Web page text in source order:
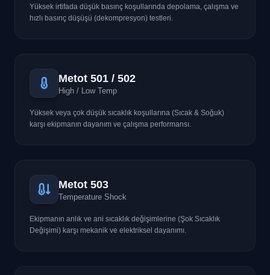
Yüksek irtifada düşük basınç koşullarında depolama, çalışma ve
hızlı basınç düşüşü (dekompresyon) testleri.
Metot 501 / 502
High / Low Temp
Yüksek veya çok düşük sıcaklık koşullarına (Sıcak & Soğuk)
karşı ekipmanın dayanım ve çalışma performansı.
Metot 503
Temperature Shock
Ekipmanın anlık ve ani sıcaklık değişimlerine (Şok Sıcaklık
Değişimi) karşı mekanik ve elektriksel dayanımı.